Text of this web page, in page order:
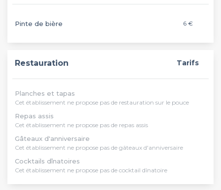
Pinte de bière 6 €
Restauration Tarifs
Planches et tapas
Cet établissement ne propose pas de restauration sur le pouce
Repas assis
Cet établissement ne propose pas de repas assis
Gâteaux d'anniversaire
Cet établissement ne propose pas de gâteaux d'anniversaire
Cocktails dînatoires
Cet établissement ne propose pas de cocktail dînatoire